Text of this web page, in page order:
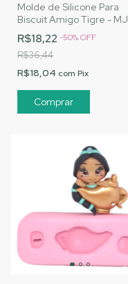
Molde de Silicone Para
Biscuit Amigo Tigre - MJ
Artesanatos |Cód. 1479
R$18,22 -50%OFF
R$36,44
R$18,04 com Pix